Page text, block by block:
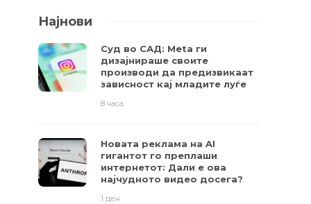
Најнови
Суд во САД: Meta ги
дизајнираше своите
производи да предизвикаат
зависност кај младите луѓе
8 часа
Новата реклама на AI
гигантот го преплаши
интернетот: Дали е ова
најчудното видео досега?
1 ден